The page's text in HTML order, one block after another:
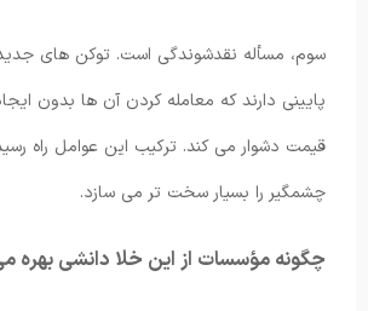
سوم، مسأله نقدشوندگی است. توکن های جدید
پایینی دارند که معامله کردن آن ها بدون
قیمت دشوار می کند. ترکیب این عوامل راه
چشمگیر را بسیار سخت تر می سازد.
چگونه مؤسسات از این خلا دانشی بهره